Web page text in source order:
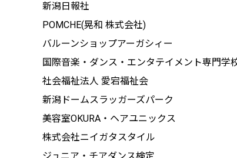
新潟日報社
POMCHE(晃和 株式会社)
バルーンショップアーガシィー
国際音楽・ダンス・エンタテイメント専門学
社会福祉法人 愛宕福祉会
新潟ドームスラッガーズパーク
美容室OKURA・ヘアユニックス
株式会社ニイガタスタイル